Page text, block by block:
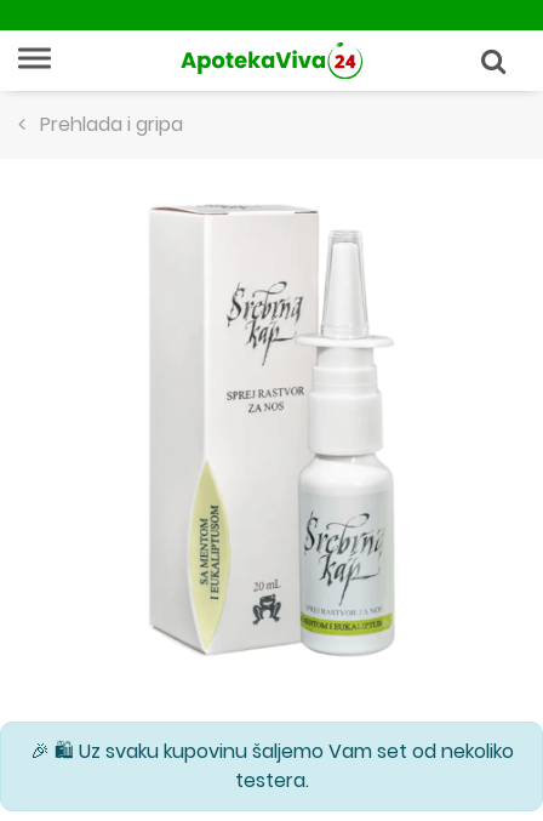
Prehlada i gripa
🎉 🛍️ Uz svaku kupovinu šaljemo Vam set od nekoliko
testera.